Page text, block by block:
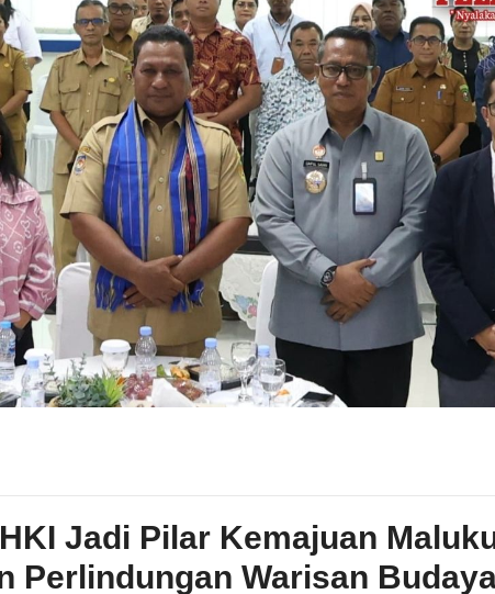
Jadi Pilar Kemajuan
Perlindungan Warisan